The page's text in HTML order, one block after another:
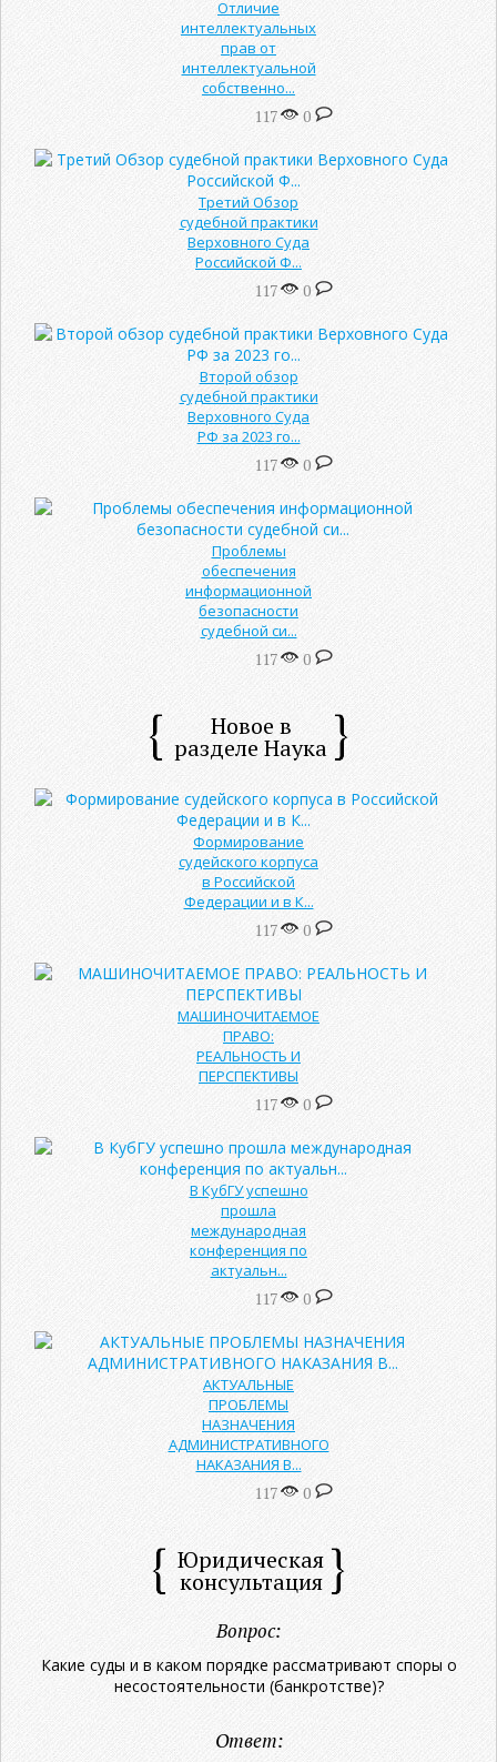
Отличие
интеллектуальных
прав от
интеллектуальной
собственно...
117 0
Третий Обзор
судебной практики
Верховного Суда
Российской Ф...
117 0
Второй обзор
судебной практики
Верховного Суда
РФ за 2023 го...
117 0
Проблемы
обеспечения
информационной
безопасности
судебной си...
117 0
Новое в
разделе Наука
Формирование
судейского корпуса
в Российской
Федерации и в К...
117 0
МАШИНОЧИТАЕМОЕ
ПРАВО:
РЕАЛЬНОСТЬ И
ПЕРСПЕКТИВЫ
117 0
В КубГУ успешно
прошла
международная
конференция по
актуальн...
117 0
АКТУАЛЬНЫЕ
ПРОБЛЕМЫ
НАЗНАЧЕНИЯ
АДМИНИСТРАТИВНОГО
НАКАЗАНИЯ В...
117 0
Юридическая
консультация
Вопрос:
Какие суды и в каком порядке рассматривают споры о
несостоятельности (банкротстве)?
Ответ: